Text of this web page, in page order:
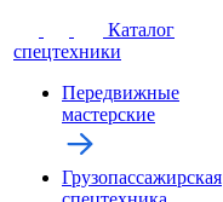
Каталог
спецтехники
Передвижные
мастерские
Грузопассажирская